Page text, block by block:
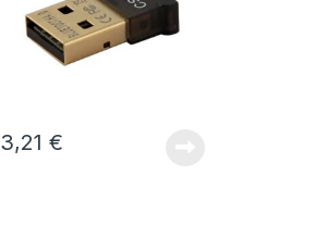
3,21 €